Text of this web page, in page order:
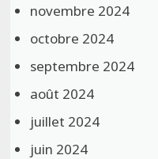
novembre 2024
octobre 2024
septembre 2024
août 2024
juillet 2024
juin 2024